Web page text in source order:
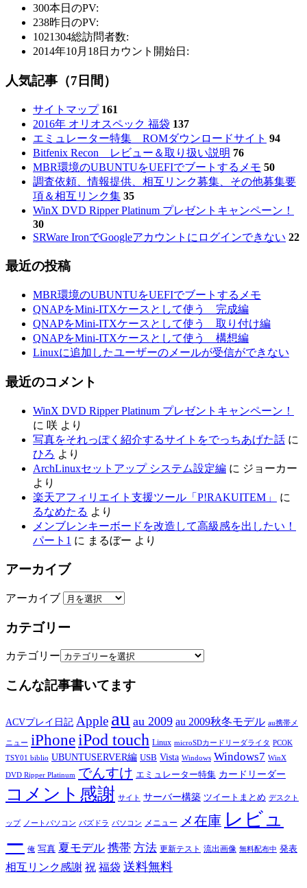
300本日のPV:
238昨日のPV:
1021304総訪問者数:
2014年10月18日 カウント開始日:
人気記事（7日間）
サイトマップ 161
2016年 オリオスペック 福袋 137
エミュレーター特集 ROMダウンロードサイト 94
Bitfenix Recon レビュー＆取り扱い説明 76
MBR環境のUBUNTUをUEFIでブートするメモ 50
調査依頼、情報提供、相互リンク募集、その他募集要
項＆相互リンク集 35
WinX DVD Ripper Platinum プレゼントキャンペーン！
30
SRWare IronでGoogleアカウントにログインできない 22
最近の投稿
MBR環境のUBUNTUをUEFIでブートするメモ
QNAPをMini-ITXケースとして使う 完成編
QNAPをMini-ITXケースとして使う 取り付け編
QNAPをMini-ITXケースとして使う 構想編
Linuxに追加したユーザーのメールが受信ができない
最近のコメント
WinX DVD Ripper Platinum プレゼントキャンペーン！
に 咲 より
写真をそれっぽく紹介するサイトをでっちあげた話 に
ひろ より
ArchLinuxセットアップ システム設定編 に ジョーカー
より
楽天アフィリエイト支援ツール「P!RAKUITEM」
に
るなめたる より
メンブレンキーボードを改造して高級感を出したい！
パート1 に まるぼー より
アーカイブ
アーカイブ
カテゴリー
カテゴリー
こんな記事書いてます
ACVプレイ日記 Apple au au 2009 au 2009秋冬モデル au携帯メ
ニュー iPhoneiPod touch Linux microSDカードリーダライタ PCOK
TSY01 biblio UBUNTUSERVER編 USB Vista Windows Windows7 WinX
DVD Ripper Platinum でんすけ エミュレーター特集 カードリーダー
コメント感謝 サイト サーバー構築 ツイートまとめ デスクト
ップ ノートパソコン パズドラ パソコン メニュー メ在庫 レビュ
ー 俺 写真 夏モデル 携帯 方法 更新テスト 流出画像 無料配布中 発表
相互リンク感謝 祝 福袋 送料無料